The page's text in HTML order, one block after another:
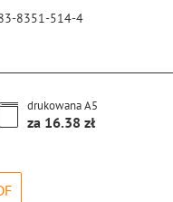
8351-514-4
drukowanaA5
za 16.38